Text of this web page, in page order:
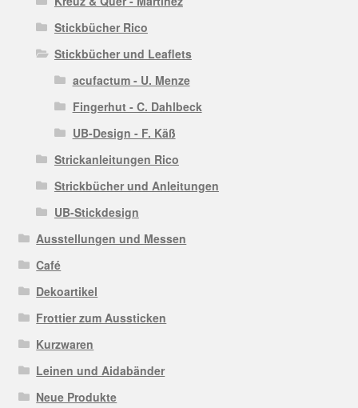
Stickbücher Rico
Stickbücher und Leaflets
acufactum - U. Menze
Fingerhut - C. Dahlbeck
UB-Design - F. Käß
Strickanleitungen Rico
Strickbücher und Anleitungen
UB-Stickdesign
Ausstellungen und Messen
Café
Dekoartikel
Frottier zum Aussticken
Kurzwaren
Leinen und Aidabänder
Neue Produkte